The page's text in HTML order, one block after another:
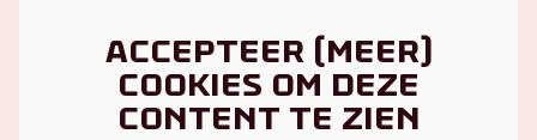
Accepteer (meer)
cookies om deze
content te zien